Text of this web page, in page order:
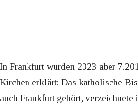
In Frankfurt wurden 2023 aber
Kirchen erklärt: Das katholische
auch Frankfurt gehört, verzeichnete